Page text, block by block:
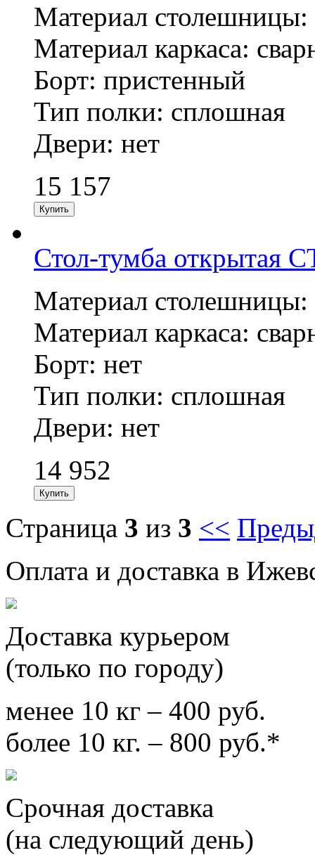
Материал столешницы:
Материал каркаса:
Борт: пристенный
Тип полки: сплошная
Двери: нет
15 157
Стол-тумба открытая
Материал столешницы:
Материал каркаса:
Борт: нет
Тип полки: сплошная
Двери: нет
14 952
Страница 3 из 3 <<
Оплата и доставка в
Доставка курьером
(только по городу)
менее 10 кг – 400 руб.
более 10 кг. – 800 руб.*
Срочная доставка
(на следующий день)